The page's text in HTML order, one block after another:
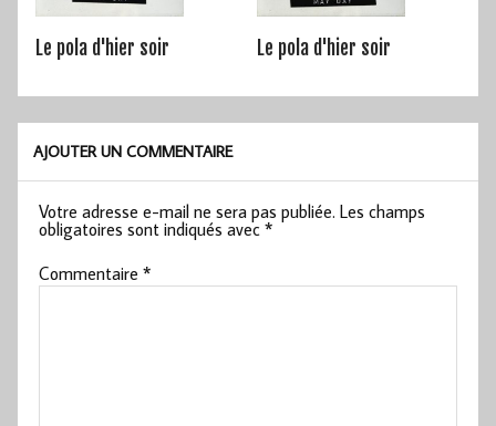
Le pola d'hier soir Le pola d'hier soir
AJOUTER UN COMMENTAIRE
Votre adresse e-mail ne sera pas publiée. Les champs
obligatoires sont indiqués avec*
Commentaire*